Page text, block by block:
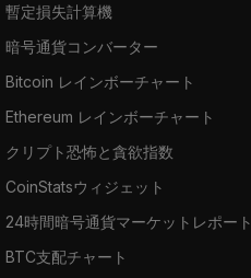
暫定損失計算機
暗号通貨コンバーター
Bitcoin レインボーチャート
Ethereum レインボーチャート
クリプト恐怖と貪欲指数
CoinStatsウィジェット
24時間暗号通貨マーケットレポート
BTC支配チャート